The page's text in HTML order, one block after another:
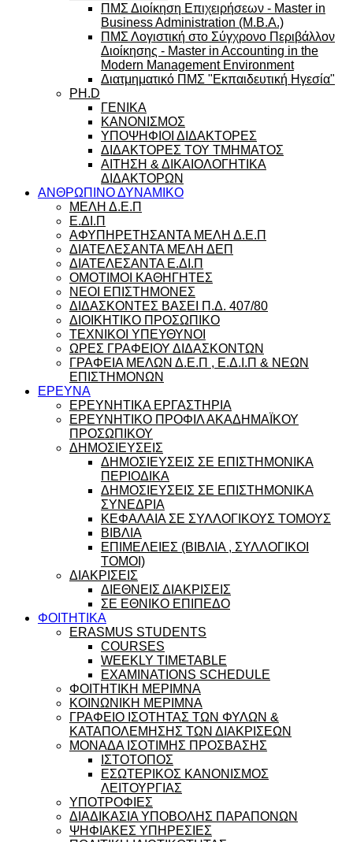
ΠΜΣ Διοίκηση Επιχειρήσεων - Master in
Business Administration (M.B.A.)
ΠΜΣ Λογιστική στο Σύγχρονο Περιβάλλον
Διοίκησης - Master in Accounting in the
Modern Management Environment
Διατμηματικό ΠΜΣ "Εκπαιδευτική Ηγεσία"
PH.D
ΓΕΝΙΚΑ
ΚΑΝΟΝΙΣΜΟΣ
ΥΠΟΨΗΦΙΟΙ ΔΙΔΑΚΤΟΡΕΣ
ΔΙΔΑΚΤΟΡΕΣ ΤΟΥ ΤΜΗΜΑΤΟΣ
ΑΙΤΗΣΗ & ΔΙΚΑΙΟΛΟΓΗΤΙΚΑ
ΔΙΔΑΚΤΟΡΩΝ
ΑΝΘΡΩΠΙΝΟ ΔΥΝΑΜΙΚΟ
ΜΕΛΗ Δ.Ε.Π
Ε.ΔΙ.Π
ΑΦΥΠΗΡΕΤΗΣΑΝΤΑ ΜΕΛΗ Δ.Ε.Π
ΔΙΑΤΕΛΕΣΑΝΤΑ ΜΕΛΗ ΔΕΠ
ΔΙΑΤΕΛΕΣΑΝΤΑ Ε.ΔΙ.Π
ΟΜΟΤΙΜΟΙ ΚΑΘΗΓΗΤΕΣ
ΝΕΟΙ ΕΠΙΣΤΗΜΟΝΕΣ
ΔΙΔΑΣΚΟΝΤΕΣ ΒΑΣΕΙ Π.Δ. 407/80
ΔΙΟΙΚΗΤΙΚΟ ΠΡΟΣΩΠΙΚΟ
ΤΕΧΝΙΚΟΙ ΥΠΕΥΘΥΝΟΙ
ΩΡΕΣ ΓΡΑΦΕΙΟΥ ΔΙΔΑΣΚΟΝΤΩΝ
ΓΡΑΦΕΙΑ ΜΕΛΩΝ Δ.Ε.Π , Ε.Δ.Ι.Π & ΝΕΩΝ
ΕΠΙΣΤΗΜΟΝΩΝ
ΕΡΕΥΝΑ
ΕΡΕΥΝΗΤΙΚΑ ΕΡΓΑΣΤΗΡΙΑ
ΕΡΕΥΝΗΤΙΚΟ ΠΡΟΦΙΛ ΑΚΑΔΗΜΑΪΚΟΥ
ΠΡΟΣΩΠΙΚΟΥ
ΔΗΜΟΣΙΕΥΣΕΙΣ
ΔΗΜΟΣΙΕΥΣΕΙΣ ΣΕ ΕΠΙΣΤΗΜΟΝΙΚΑ
ΠΕΡΙΟΔΙΚΑ
ΔΗΜΟΣΙΕΥΣΕΙΣ ΣΕ ΕΠΙΣΤΗΜΟΝΙΚΑ
ΣΥΝΕΔΡΙΑ
ΚΕΦΑΛΑΙΑ ΣΕ ΣΥΛΛΟΓΙΚΟΥΣ ΤΟΜΟΥΣ
ΒΙΒΛΙΑ
ΕΠΙΜΕΛΕΙΕΣ (ΒΙΒΛΙΑ , ΣΥΛΛΟΓΙΚΟΙ
ΤΟΜΟΙ)
ΔΙΑΚΡΙΣΕΙΣ
ΔΙΕΘΝΕΙΣ ΔΙΑΚΡΙΣΕΙΣ
ΣΕ ΕΘΝΙΚΟ ΕΠΙΠΕΔΟ
ΦΟΙΤΗΤΙΚΑ
ERASMUS STUDENTS
COURSES
WEEKLY TIMETABLE
EXAMINATIONS SCHEDULE
ΦΟΙΤΗΤΙΚΗ ΜΕΡΙΜΝΑ
ΚΟΙΝΩΝΙΚΗ ΜΕΡΙΜΝΑ
ΓΡΑΦΕΙΟ ΙΣΟΤΗΤΑΣ ΤΩΝ ΦΥΛΩΝ &
ΚΑΤΑΠΟΛΕΜΗΣΗΣ ΤΩΝ ΔΙΑΚΡΙΣΕΩΝ
ΜΟΝΑΔΑ ΙΣΟΤΙΜΗΣ ΠΡΟΣΒΑΣΗΣ
ΙΣΤΟΤΟΠΟΣ
ΕΣΩΤΕΡΙΚΟΣ ΚΑΝΟΝΙΣΜΟΣ
ΛΕΙΤΟΥΡΓΙΑΣ
ΥΠΟΤΡΟΦΙΕΣ
ΔΙΑΔΙΚΑΣΙΑ ΥΠΟΒΟΛΗΣ ΠΑΡΑΠΟΝΩΝ
ΨΗΦΙΑΚΕΣ ΥΠΗΡΕΣΙΕΣ